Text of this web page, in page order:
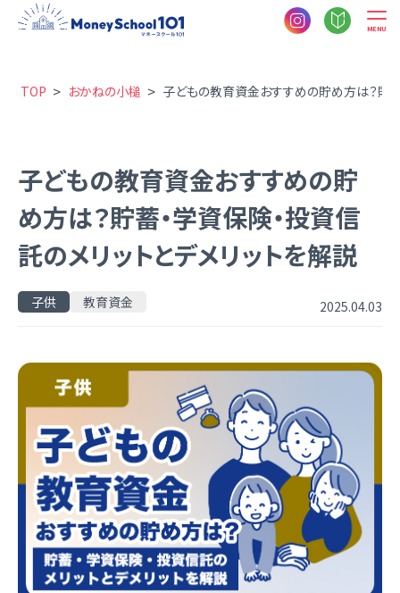
MENU
TOP > おかねの小槌 > 子どもの教育資金おすすめの貯め方は？貯
子どもの教育資金おすすめの貯
め方は？貯蓄・学資保険・投資信
託のメリットとデメリットを解説
子供 教育資金 2025.04.03